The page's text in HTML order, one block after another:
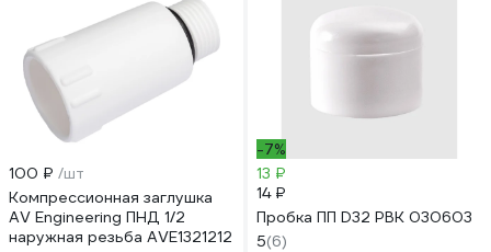
100 ₽ /шт
Компрессионная заглушка
AV Engineering ПНД 1/2
наружная резьба AVE1321212
-7%
13 ₽
14 ₽
Пробка ПП D32 РВК 030603
5(6)